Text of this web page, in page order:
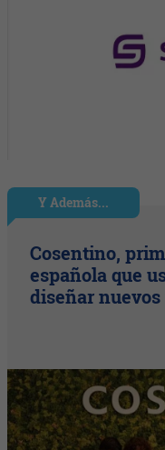
Y Además...
Cosentino,
española que
diseñar